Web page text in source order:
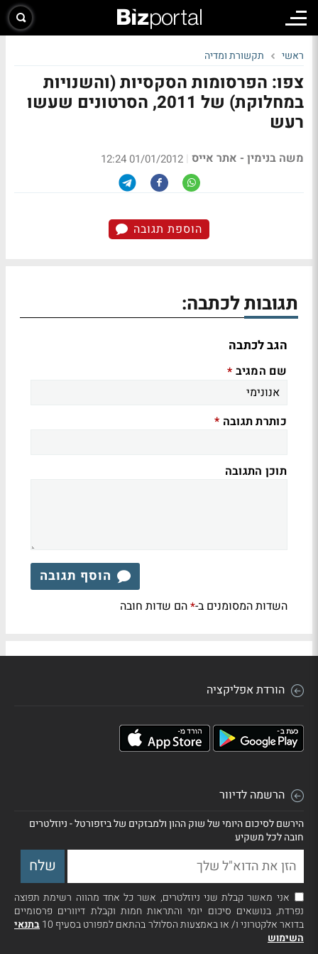
ראשי תקשורת ומדיה
צפו: הפרסומות הסקסיות (והשנויות
במחלוקת) של 2011, הסרטונים שעשו
רעש
משה בנימין - אתר אייס |
01/01/2012 12:24
הוספת תגובה
תגובות לכתבה:
הגב לכתבה
שם המגיב *
כותרת תגובה *
תוכן התגובה
הוסף תגובה
השדות המסומנים ב-*הם שדות חובה
הורדת אפליקציה
הרשמה לדיוור
הירשם לסיכום היומי של שוק ההון ולמבזקים של ביזפורטל - ניוזלטרים
חובה לכל משקיע
אני מאשר קבלת שני ניוזלטרים, אשר כל אחד מהווה רשימת תפוצה
נפרדת, בנושאים סיכום יומי והתראות חמות וקבלת דיוורים פרסומיים
בדואר אלקטרוני ו/ או באמצעות הסלולר בהתאם למפורט בסעיף 10
בתנאי
השימוש